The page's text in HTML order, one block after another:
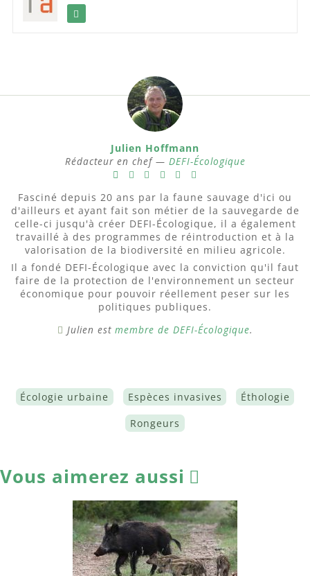
Julien Hoffmann
Rédacteur en chef — DEFI-Écologique
Fasciné depuis 20 ans par la faune sauvage d'ici ou
d'ailleurs et ayant fait son métier de la sauvegarde de
celle-ci jusqu'à créer DEFI-Écologique, il a également
travaillé à des programmes de réintroduction et à la
valorisation de la biodiversité en milieu agricole.
Il a fondé DEFI-Écologique avec la conviction qu'il faut
faire de la protection de l'environnement un secteur
économique pour pouvoir réellement peser sur les
politiques publiques.
Julien est membre de DEFI-Écologique.
Écologie urbaine Espèces invasives Éthologie
Rongeurs
Vous aimerez aussi